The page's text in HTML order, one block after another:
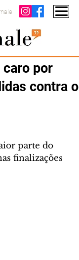
caro por
contra o
parte do
finalizações